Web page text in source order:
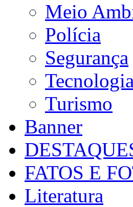
Meio
Polícia
Segurança
Tecnologia
Turismo
Banner
FATOS E
Literatura